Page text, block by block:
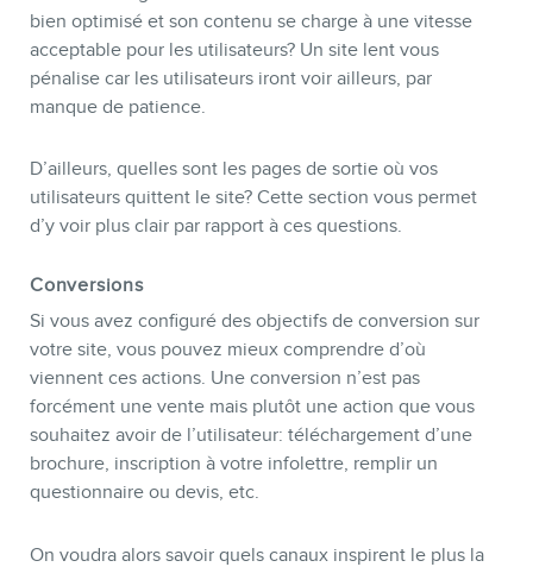
bien optimisé et son contenu se charge à une vitesse
acceptable pour les utilisateurs? Un site lent vous
pénalise car les utilisateurs iront voir ailleurs, par
manque de patience.
D’ailleurs, quelles sont les pages de sortie où vos
utilisateurs quittent le site? Cette section vous permet
d’y voir plus clair par rapport à ces questions.
Conversions
Si vous avez configuré des objectifs de conversion sur
votre site, vous pouvez mieux comprendre d’où
viennent ces actions. Une conversion n’est pas
forcément une vente mais plutôt une action que vous
souhaitez avoir de l’utilisateur: téléchargement d’une
brochure, inscription à votre infolettre, remplir un
questionnaire ou devis, etc.
On voudra alors savoir quels canaux inspirent le plus la